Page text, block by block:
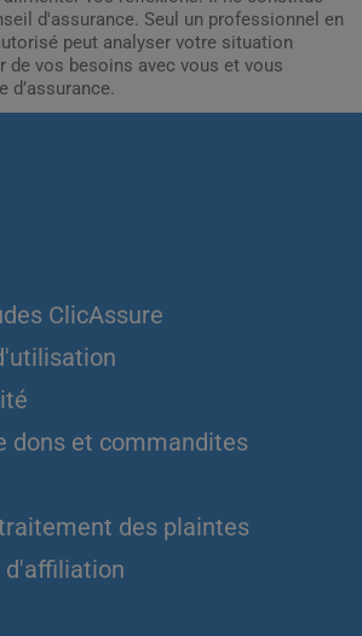
d'assurance. Seul un professionnel en
peut analyser votre situation
de vos besoins avec vous et vous
d’assurance.
ClicAssure
dons et commandites
des plaintes
d'affiliation